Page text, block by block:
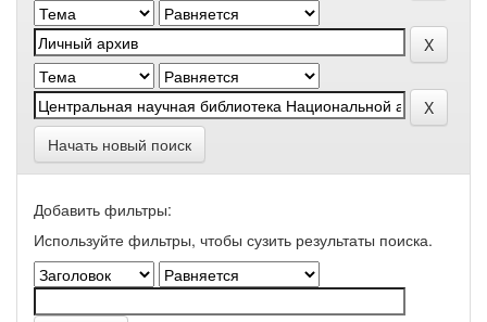
Начать новый поиск
Добавить фильтры:
Используйте фильтры, чтобы сузить результаты поиска.